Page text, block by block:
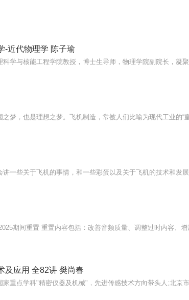
-近代物理学 陈子瑜
及应用 全82讲 樊尚春